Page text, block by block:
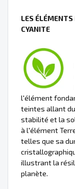
LES ÉLÉMENTS
CYANITE
l'élément
teintes allant
stabilité et la
à l'élément
telles que sa
illustrant la
planète.